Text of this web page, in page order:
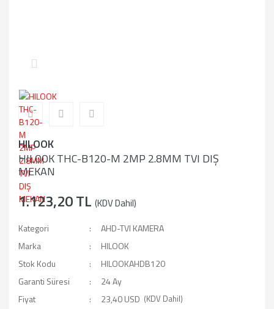
HILOOK
HILOOK THC-B120-M 2MP 2.8MM TVI DIŞ
MEKAN
1.123,20 TL (KDV Dahil)
Kategori
AHD-TVI KAMERA
Marka
HILOOK
Stok Kodu
HILOOKAHDB120
Garanti Süresi
24 Ay
Fiyat
23,40 USD (KDV Dahil)